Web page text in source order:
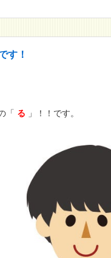
す！
「 る 」！！です。